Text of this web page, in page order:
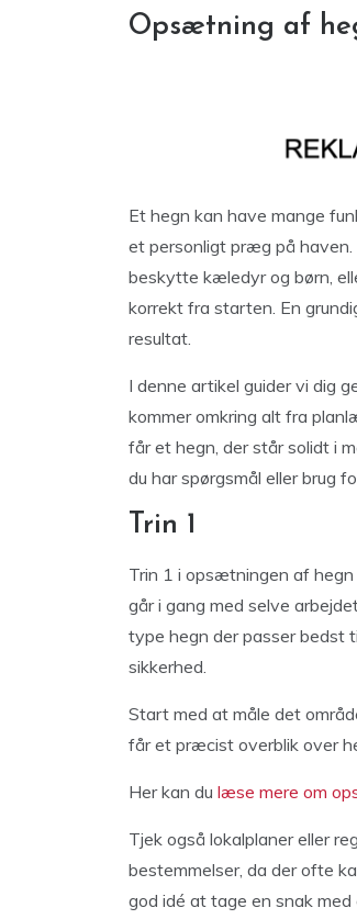
Opsætning af
Et hegn kan have mange
et personligt præg på
beskytte kæledyr og børn,
korrekt fra starten. En
resultat.
I denne artikel guider vi dig
kommer omkring alt fra
får et hegn, der står solidt i
du har spørgsmål eller brug
Trin 1
Trin 1 i opsætningen af
går i gang med selve
type hegn der passer bedst
sikkerhed.
Start med at måle det
får et præcist overblik over
Her kan du læse mere om
Tjek også lokalplaner eller
bestemmelser, da der ofte
god idé at tage en snak